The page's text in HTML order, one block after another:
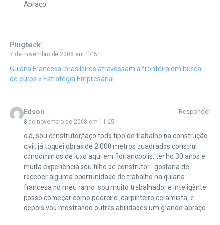
Abraço.
Pingback:
7 de novembro de 2008 em 17:51
Guiana Francesa: brasileiros atravessam a fronteira em busca
de euros « Estratégia Empresarial
Edson
8 de novembro de 2008 em 11:25
Responder
olá, sou construtor,faço todo tipo de trabalho na construção
civil. já toquei obras de 2.000 metros quadrados construi
condominios de luxo aqui em florianopolis. tenho 30 anos e
muita experiência sou filho de construtor . gostaria de
receber alguma oportunidade de trabalho na quiana
francesa no meu ramo .sou muito trabalhador e inteligênte
posso começar como pedreiro ,carpinteiro,ceramista, e
depois vou mostrando outras abilidades.um grande abraço